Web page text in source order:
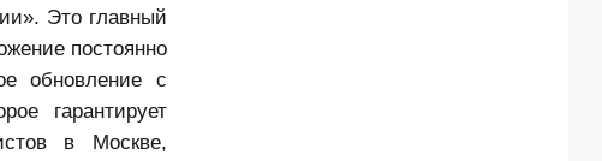
Это главный
постоянно
обновление с
гарантирует
в Москве,